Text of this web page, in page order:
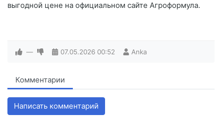
выгодной цене на официальном сайте Агроформула.
— 07.05.2026 00:52 Anka
Комментарии
Написать комментарий